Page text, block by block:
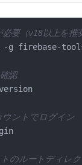
要（v18以上を推
-g firebase-
認
ントでログイン
のルートディレ